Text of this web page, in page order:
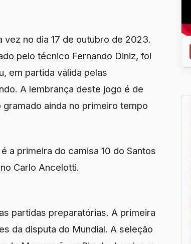
no dia 17 de outubro de 2023.
pelo técnico Fernando Diniz, foi
em partida válida pelas
A lembrança deste jogo é de
ainda no primeiro tempo
a primeira do camisa 10 do Santos
Carlo Ancelotti.
partidas preparatórias. A primeira
da disputa do Mundial. A seleção